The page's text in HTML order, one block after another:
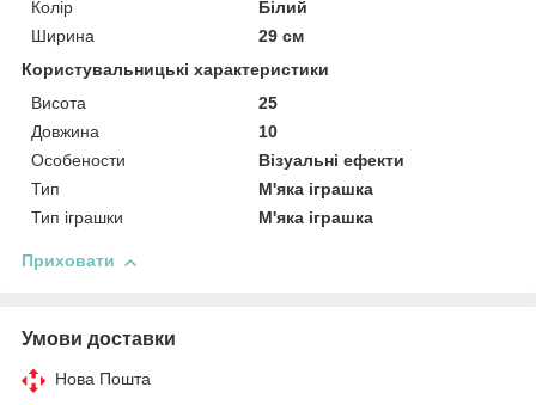
Колір
Білий
Ширина
29 см
Користувальницькі характеристики
Висота
25
Довжина
10
Особености
Візуальні ефекти
Тип
М'яка іграшка
Тип іграшки
М'яка іграшка
Приховати
Умови доставки
Нова Пошта